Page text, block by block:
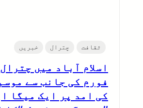
ثقافت چترال خبریں
اسلام آباد میں
فورم کی جانب سے
کی امد پر ایک میگا